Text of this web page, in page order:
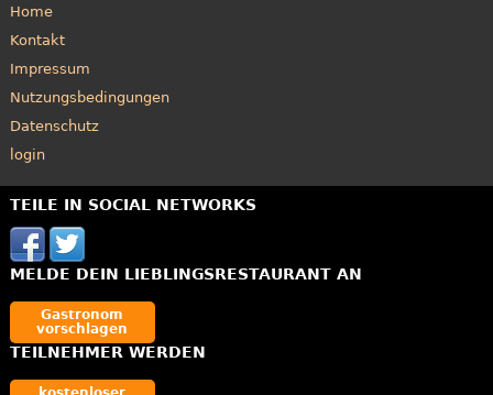
Home
Kontakt
Impressum
Nutzungsbedingungen
Datenschutz
login
TEILE IN SOCIAL NETWORKS
MELDE DEIN LIEBLINGSRESTAURANT AN
Gastronom
vorschlagen
TEILNEHMER WERDEN